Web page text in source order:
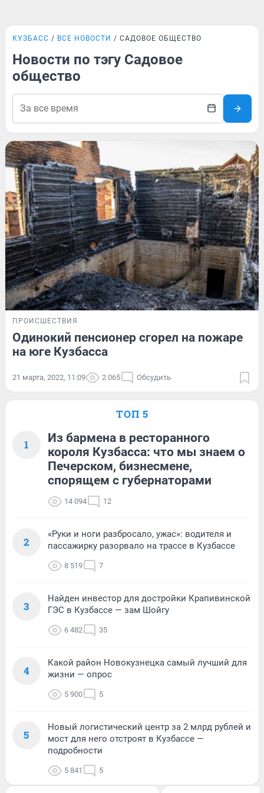
КУЗБАСС ВСЕ НОВОСТИ САДОВОЕ ОБЩЕСТВО
Новости по тэгу Садовое
общество
ПРОИСШЕСТВИЯ
Одинокий пенсионер сгорел на пожаре
на юге Кузбасса
21 марта, 2022, 11:09 2 065 Обсудить
ТОП 5
1
Из бармена в ресторанного
короля Кузбасса: что мы знаем о
Печерском, бизнесмене,
спорящем с губернаторами
14 094 12
2
«Руки и ноги разбросало, ужас»: водителя и
пассажирку разорвало на трассе в Кузбассе
8 519 7
3
Найден инвестор для достройки Крапивинской
ГЭС в Кузбассе — зам Шойгу
6 482 35
4
Какой район Новокузнецка самый лучший для
жизни — опрос
5 900 5
5
Новый логистический центр за 2 млрд рублей и
мост для него отстроят в Кузбассе —
подробности
5 841 5